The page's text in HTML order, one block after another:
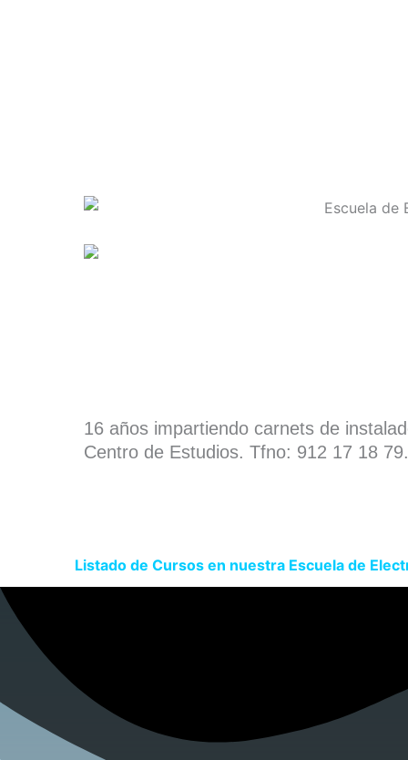
16 años impartiendo carnets de
Centro de Estudios. Tfno: 912 17 18 79.
Listado de Cursos en nuestra Escuela de